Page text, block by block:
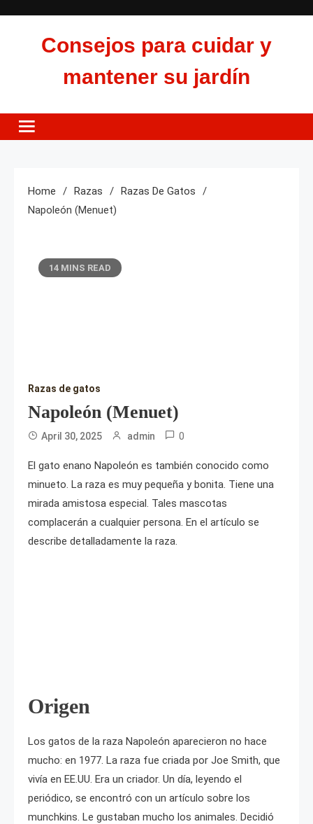
Consejos para cuidar y
mantener su jardín
Home Razas
Razas De Gatos
Napoleón (Menuet)
14 MINS READ
Razas de gatos
Napoleón (Menuet)
April 30, 2025 admin 0
El gato enano Napoleón es también conocido como
minueto. La raza es muy pequeña y bonita. Tiene una
mirada amistosa especial. Tales mascotas
complacerán a cualquier persona. En el artículo se
describe detalladamente la raza.
Origen
Los gatos de la raza Napoleón aparecieron no hace
mucho: en 1977. La raza fue criada por Joe Smith, que
vivía en EE.UU. Era un criador. Un día, leyendo el
periódico, se encontró con un artículo sobre los
munchkins. Le gustaban mucho los animales. Decidió